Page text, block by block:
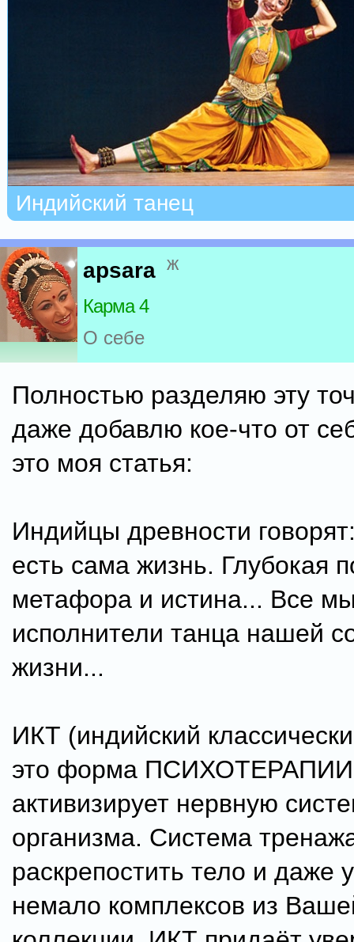
Индийский танец
apsara ж
Карма 4
О себе
Полностью разделяю эту
даже добавлю кое-что от
это моя статья:
Индийцы древности
есть сама жизнь. Глубокая
метафора и истина... Все
исполнители танца нашей
жизни...
ИКТ (индийский
это форма
активизирует нервную
организма. Система
раскрепостить тело и даже
немало комплексов из